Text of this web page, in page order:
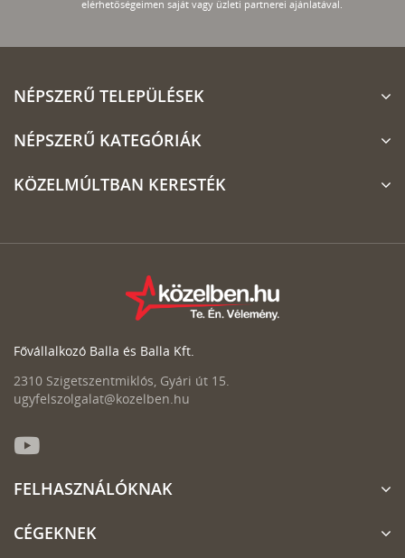
elérhetőségeimen saját vagy üzleti partnerei ajánlatával.
NÉPSZERŰ TELEPÜLÉSEK
NÉPSZERŰ KATEGÓRIÁK
KÖZELMÚLTBAN KERESTÉK
Fővállalkozó Balla és Balla Kft.
2310 Szigetszentmiklós, Gyári út 15.
ugyfelszolgalat@kozelben.hu
FELHASZNÁLÓKNAK
CÉGEKNEK